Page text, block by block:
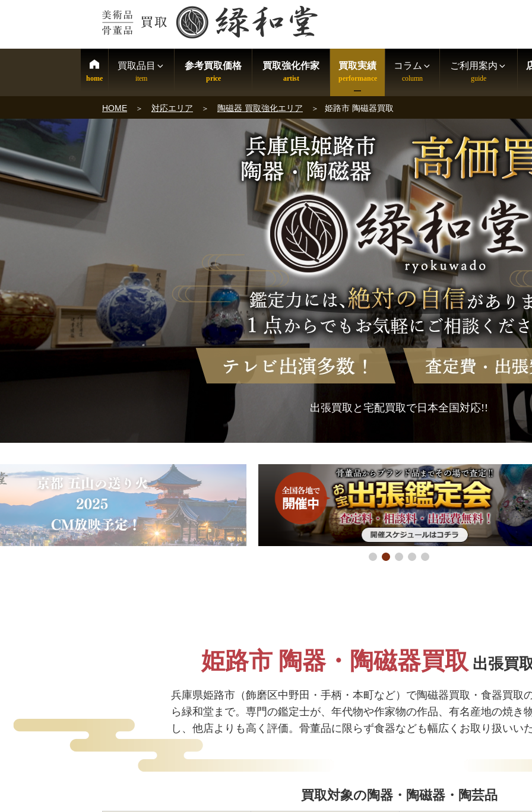
買取品目 参考買取価格 買取強化作家 買取実績 コラム ご利用案内
HOME 対応エリア 陶磁器 買取強化エリア 姫路市 陶磁器買取
出張買取と宅配買取で日本全国対応!!
姫路市 陶器・陶磁器買取 出張買
兵庫県姫路市（飾磨区中野田・手柄・本町など）で陶磁器買取・食器買取
ら緑和堂まで。専門の鑑定士が、年代物や作家物の作品、有名産地の焼き
し、他店よりも高く評価。骨董品に限らず食器なども幅広くお取り扱いい
買取対象の陶器・陶磁器・陶芸品